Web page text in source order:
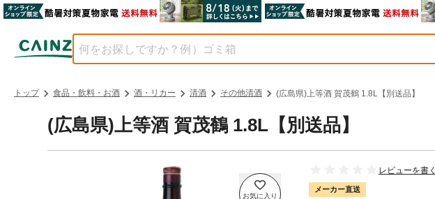
トップ 食品・飲料・お酒 酒・リカー 清酒 その他清酒 (広島県)上等酒 賀茂鶴 1.8L【別送品】
(広島県)上等酒 賀茂鶴 1.8L【別送品】
レビューを書く
メーカー直送